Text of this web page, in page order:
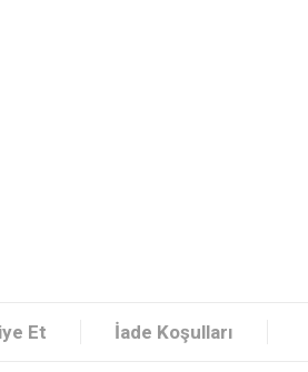
Et İade Koşulları